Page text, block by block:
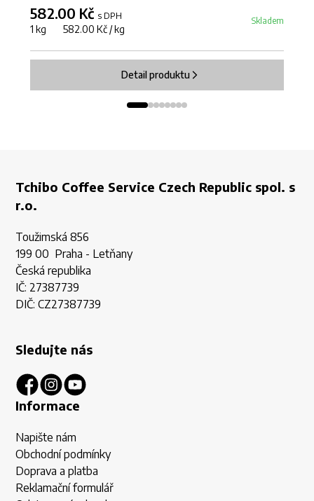
582.00 Kč s DPH
1 kg 582.00 Kč / kg
Skladem
Detail produktu
Tchibo Coffee Service Czech Republic spol. s
r.o.
Toužimská 856
199 00 Praha - Letňany
Česká republika
IČ: 27387739
DIČ: CZ27387739
Sledujte nás
Informace
Napište nám
Obchodní podmínky
Doprava a platba
Reklamační formulář